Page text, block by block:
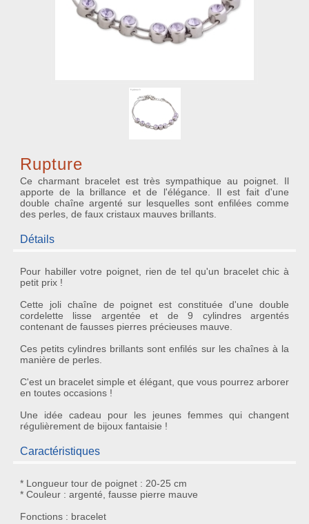
Rupture
Ce charmant bracelet est très sympathique au poignet. Il
apporte de la brillance et de l'élégance. Il est fait d'une
double chaîne argenté sur lesquelles sont enfilées comme
des perles, de faux cristaux mauves brillants.
Détails
Pour habiller votre poignet, rien de tel qu'un bracelet chic à
petit prix!
Cette joli chaîne de poignet est constituée d'une double
cordelette lisse argentée et de 9 cylindres argentés
contenant de fausses pierres précieuses mauve
Ces petits cylindres brillants sont enfilés sur les chaînes à la
manière de perles.
C'est un bracelet simple et élégant, que vous pourrez arborer
en toutes occasions !
Une idée cadeau pour les jeunes femmes qui changent
régulièrement de bijoux fantaisie !
Caractéristiques
* Longueur tour de poignet : 20-25 cm
* Couleur : argenté, fausse pierre mauve
Fonctions : bracelet